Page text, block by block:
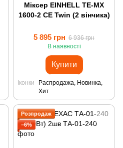
Міксер EINHELL TE-MX
1600-2 CE Twin (2 вінчика)
5 895 грн 6 936 грн
В наявності
Купити
Іконки
Распродажа, Новинка,
Хит
Розпродаж
−6%